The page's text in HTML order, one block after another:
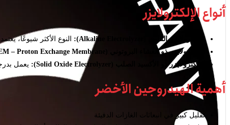
أنواع الإلكترولايزر
الإلكترولايزر القلوي (Alkaline Electrolyzer):
النوع الأكثر شيوعًا،
الإلكترولايزر ذو الغشاء البروتوني (PEM – Proton Exchange Membrane):
الإلكترولايزر ذو الأكسيد الصلب (Solid Oxide Electrolyzer):
يعمل
أهمية الهيدروجين الأخضر
تقليل كبير في انبعاثات الغازات الدفيئة